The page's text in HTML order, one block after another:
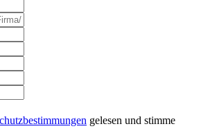
gelesen und stimme